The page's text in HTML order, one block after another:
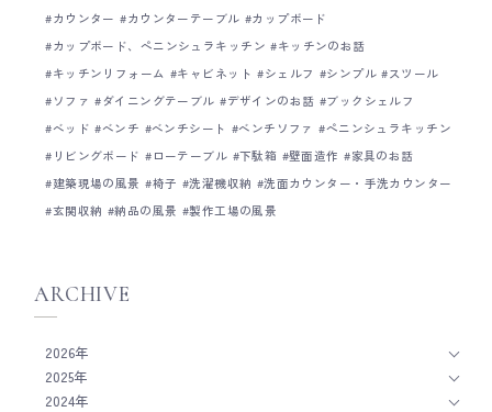
カウンター
カウンターテーブル
カップボード
カップボード、ペニンシュラキッチン
キッチンのお話
キッチンリフォーム
キャビネット シェルフ シンプル
スツール
ソファ
ダイニングテーブル デザインのお話
ブックシェルフ
ベッド
ベンチ ベンチシート ベンチソファ
ペニンシュラキッチン
リビングボード
ローテーブル 下駄箱 壁面造作
家具のお話
建築現場の風景
椅子 洗濯機収納
洗面カウンター・手洗カウンター
玄関収納
納品の風景 製作工場の風景
ARCHIVE
2026年
2025年
2024年